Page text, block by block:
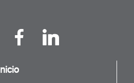
Inicio